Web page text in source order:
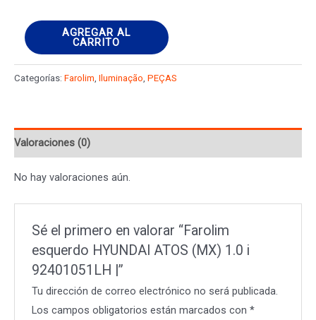
Farolim
esquerdo
HYUNDAI
ATOS
i
|
cantidad
AGREGAR AL
CARRITO
Categorías: Farolim, Iluminação, PEÇAS
Valoraciones (0)
No hay valoraciones aún.
Sé el primero en valorar “Farolim
esquerdo HYUNDAI ATOS (MX) 1.0 i
92401051LH |”
Tu dirección de correo electrónico no será publicada.
Los campos obligatorios están marcados con*